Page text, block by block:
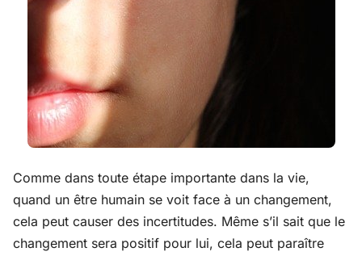
Comme dans toute étape importante dans la vie,
quand un être humain se voit face à un changement,
cela peut causer des incertitudes. Même s’il sait que le
changement sera positif pour lui, cela peut paraître